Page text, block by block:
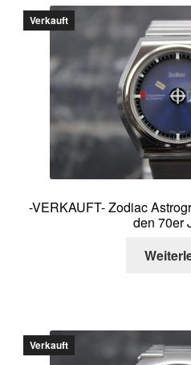
Verkauft
-VERKAUFT- Zodiac
den 70er
Verkauft